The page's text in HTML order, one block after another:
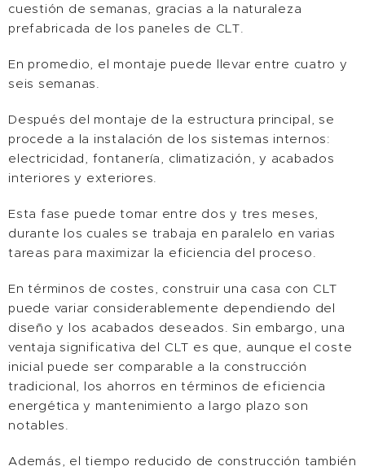
cuestión de semanas, gracias a la naturaleza
prefabricada de los paneles de CLT.
En promedio, el montaje puede llevar entre cuatro y
seis semanas.
Después del montaje de la estructura principal, se
procede a la instalación de los sistemas internos:
electricidad, fontanería, climatización, y acabados
interiores y exteriores.
Esta fase puede tomar entre dos y tres meses,
durante los cuales se trabaja en paralelo en varias
tareas para maximizar la eficiencia del proceso.
En términos de costes, construir una casa con CLT
puede variar considerablemente dependiendo del
diseño y los acabados deseados. Sin embargo, una
ventaja significativa del CLT es que, aunque el coste
inicial puede ser comparable a la construcción
tradicional, los ahorros en términos de eficiencia
energética y mantenimiento a largo plazo son
notables.
Además, el tiempo reducido de construcción también